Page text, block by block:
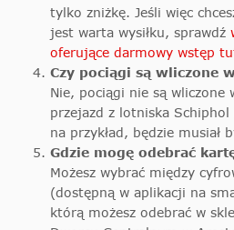
tylko zniżkę. Jeśli więc
jest warta wysiłku, sprawdź
oferujące darmowy wstęp
Czy pociągi są wliczone
Nie, pociągi nie są wliczone
przejazd z lotniska Schiphol
na przykład, będzie musiał
Gdzie mogę odebrać
Możesz wybrać między
(dostępną w aplikacji na
którą możesz odebrać w